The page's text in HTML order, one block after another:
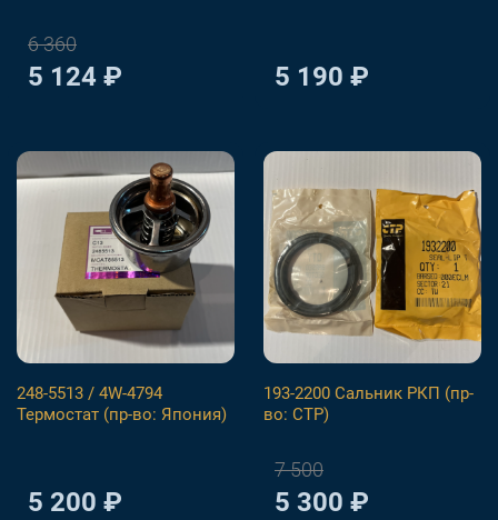
5 124 ₽
6 360
5 190 ₽
248-5513 / 4W-4794
Термостат (пр-во: Япония)
5 200 ₽
193-2200 Сальник РКП (пр-
во: СТР)
5 300 ₽
7 500